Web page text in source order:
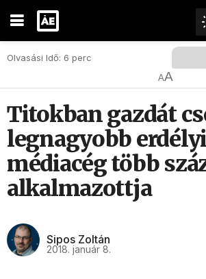
Olvasási Idő: 6 perc
AA
Titokban gazdát
legnagyobb erdélyi
médiacég több
alkalmazottja
Sipos Zoltán
2018. január 8.